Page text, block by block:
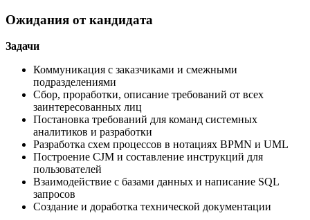
Ожидания от кандидата
Задачи
Коммуникация с заказчиками и смежными
подразделениями
Сбор, проработки, описание требований от всех
заинтересованных лиц
Постановка требований для команд системных
аналитиков и разработки
Разработка схем процессов в нотациях BPMN и UML
Построение CJM и составление инструкций для
пользователей
Взаимодействие с базами данных и написание SQL
запросов
Создание и доработка технической документации